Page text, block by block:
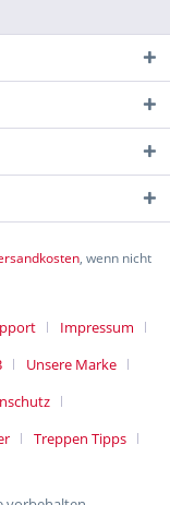
, wenn nicht
Impressum
Unsere Marke
Treppen Tipps